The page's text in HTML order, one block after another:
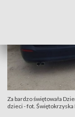
Za bardzo świętowała
dzieci - fot. Świętokrzyska